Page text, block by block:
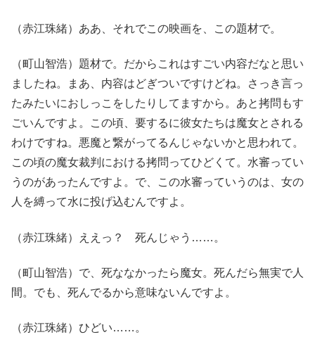
（赤江珠緒）ああ、それでこの映画を、この題材で。
（町山智浩）題材で。だからこれはすごい内容だなと思い
ましたね。まあ、内容はどぎついですけどね。さっき言っ
たみたいにおしっこをしたりしてますから。あと拷問もす
ごいんですよ。この頃、要するに彼女たちは魔女とされる
わけですね。悪魔と繋がってるんじゃないかと思われて。
この頃の魔女裁判における拷問ってひどくて。水審ってい
うのがあったんですよ。で、この水審っていうのは、女の
人を縛って水に投げ込むんですよ。
（赤江珠緒）ええっ？ 死んじゃう……。
（町山智浩）で、死ななかったら魔女。死んだら無実で人
間。でも、死んでるから意味ないんですよ。
（赤江珠緒）ひどい……。